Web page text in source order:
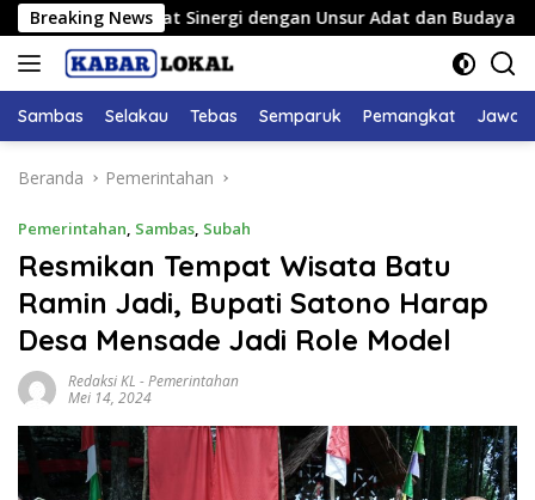
Langsung
ke
konten
Breaking News
Sinergi dengan Unsur Adat dan Budaya
Sambas Selakau Tebas Semparuk Pemangkat Jawai
Beranda Pemerintahan
Pemerintahan, Sambas, Subah
Resmikan Tempat Wisata Batu
Ramin Jadi, Bupati Satono Harap
Desa Mensade Jadi Role Model
Redaksi KL -Pemerintahan
Mei 14, 2024